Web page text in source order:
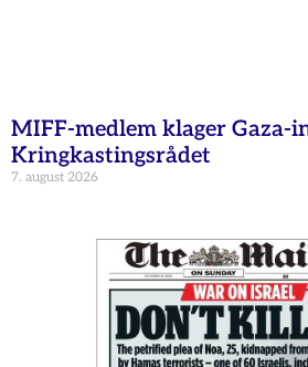
MIFF-medlem klager Gaza-
Kringkastingsrådet
7. august 2026